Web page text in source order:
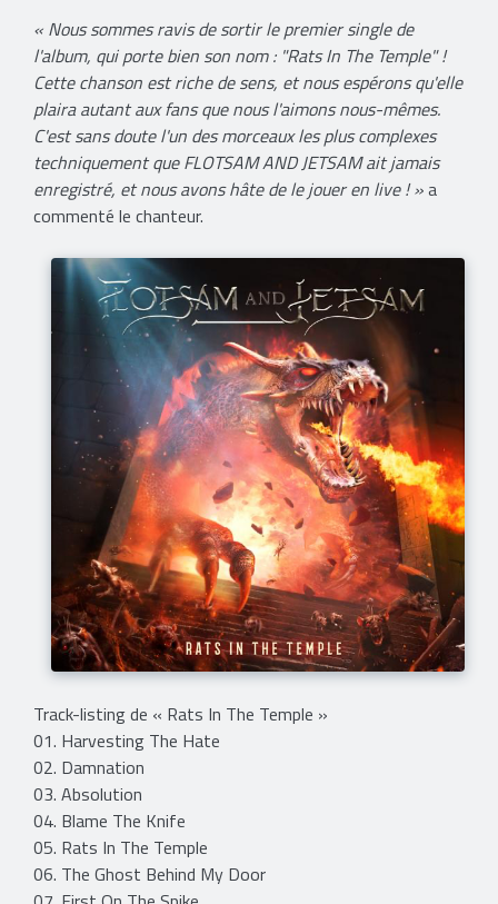
« Nous sommes ravis de sortir le premier single de
l'album, qui porte bien son nom : "Rats In The Temple" !
Cette chanson est riche de sens, et nous espérons qu'elle
plaira autant aux fans que nous l'aimons nous-mêmes.
C'est sans doute l'un des morceaux les plus complexes
techniquement que FLOTSAM AND JETSAM ait jamais
enregistré, et nous avons hâte de le jouer en live ! »a
commenté le chanteur.
Track-listing de « Rats In The Temple »
01. Harvesting The Hate
02. Damnation
03. Absolution
04. Blame The Knife
05. Rats In The Temple
06. The Ghost Behind My Door